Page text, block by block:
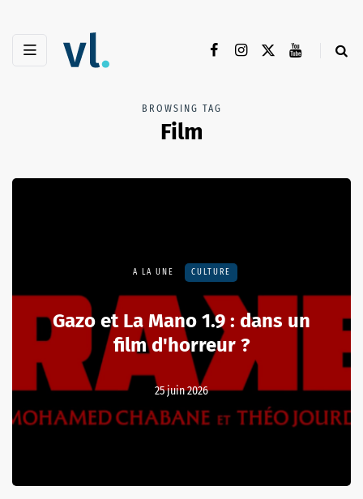
BROWSING TAG
Film
A LA UNE CULTURE
Gazo et La Mano 1.9 : dans un
film d'horreur ?
25 juin 2026